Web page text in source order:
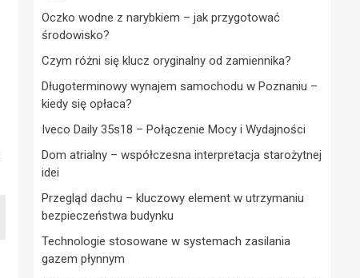
Oczko wodne z narybkiem – jak przygotować
środowisko?
Czym różni się klucz oryginalny od zamiennika?
Długoterminowy wynajem samochodu w Poznaniu –
kiedy się opłaca?
Iveco Daily 35s18 – Połączenie Mocy i Wydajności
Dom atrialny – współczesna interpretacja starożytnej
idei
Przegląd dachu – kluczowy element w utrzymaniu
bezpieczeństwa budynku
Technologie stosowane w systemach zasilania
gazem płynnym